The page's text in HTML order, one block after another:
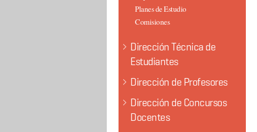
Planes de Estudio
Comisiones
Dirección Técnica de
Estudiantes
Dirección de Profesores
Dirección de Concursos
Docentes